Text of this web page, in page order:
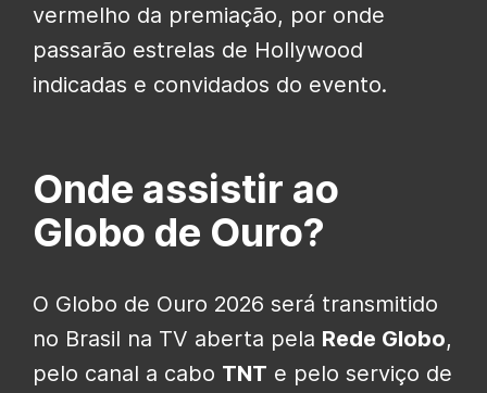
vermelho da premiação, por onde
passarão estrelas de Hollywood
indicadas e convidados do evento.
Onde assistir ao
Globo de Ouro?
O Globo de Ouro 2026 será transmitido
no Brasil na TV aberta pela Rede Globo,
pelo canal a cabo TNT e pelo serviço de